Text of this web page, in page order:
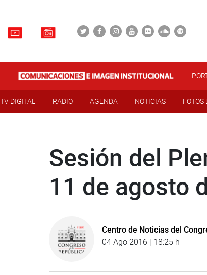
TV DIGITAL RADIO AGENDA NOTICIAS FOTOS
Sesión del
11 de agosto
Centro de Noticias del
04 Ago 2016 | 18:25 h